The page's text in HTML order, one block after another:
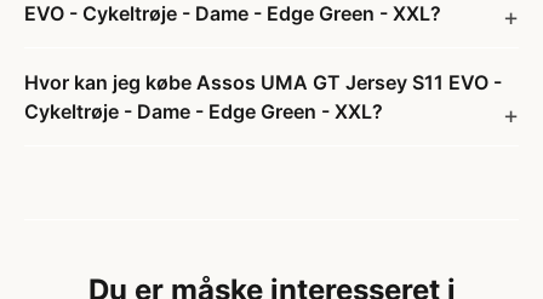
EVO - Cykeltrøje - Dame - Edge Green - XXL?
Hvor kan jeg købe Assos UMA GT Jersey S11 EVO -
Cykeltrøje - Dame - Edge Green - XXL?
Du er måske interesseret i